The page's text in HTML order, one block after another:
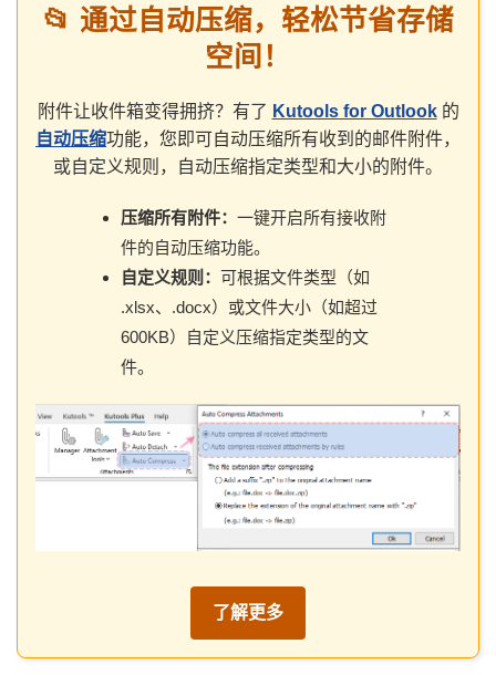
📂 通过自动压缩，轻松节省存储
空间！
附件让收件箱变得拥挤？有了 Kutools for Outlook的
自动压缩功能，您即可自动压缩所有收到的邮件附件，
或自定义规则，自动压缩指定类型和大小的附件。
压缩所有附件：一键开启所有接收附
件的自动压缩功能。
自定义规则：可根据文件类型（如
.xlsx、.docx）或文件大小（如超过
600KB）自定义压缩指定类型的文
件。
了解更多